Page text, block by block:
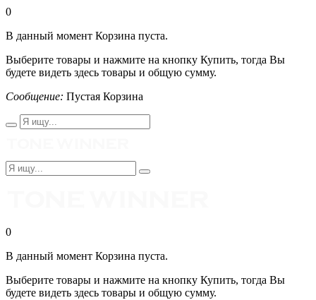
0
В данный момент Корзина пуста.
Выберите товары и нажмите на кнопку Купить, тогда Вы
будете видеть здесь товары и общую сумму.
Сообщение: Пустая Корзина
0
В данный момент Корзина пуста.
Выберите товары и нажмите на кнопку Купить, тогда Вы
будете видеть здесь товары и общую сумму.